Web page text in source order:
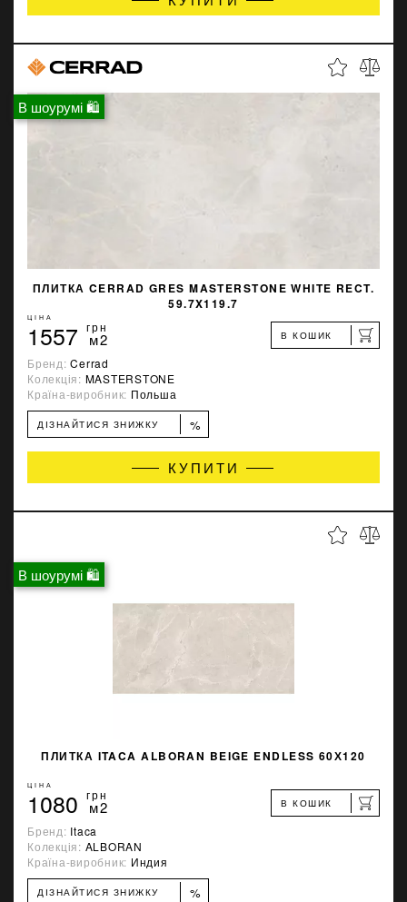
В шоурумі 🛍
ПЛИТКА CERRAD GRES MASTERSTONE WHITE RECT.
59.7X119.7
ЦІНА
1557 грн
м2 В КОШИК
Бренд:Cerrad
Колекція: MASTERSTONE
Країна-виробник: Польша
ДІЗНАЙТИСЯ ЗНИЖКУ %
КУПИТИ
В шоурумі 🛍
ПЛИТКА ITACA ALBORAN BEIGE ENDLESS 60Х120
ЦІНА
1080 грн
м2 В КОШИК
Бренд: Itaca
Колекція: ALBORAN
Країна-виробник: Индия
ДІЗНАЙТИСЯ ЗНИЖКУ %